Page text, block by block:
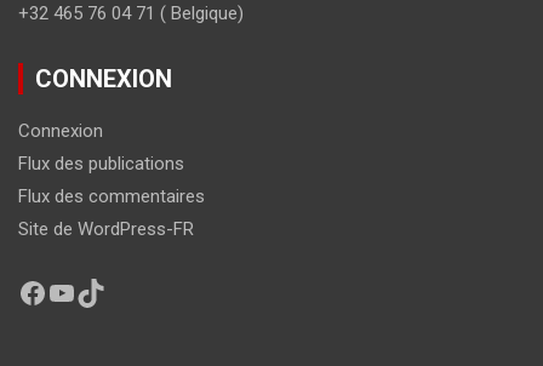
+32 465 76 04 71 ( Belgique)
CONNEXION
Connexion
Flux des publications
Flux des commentaires
Site de WordPress-FR